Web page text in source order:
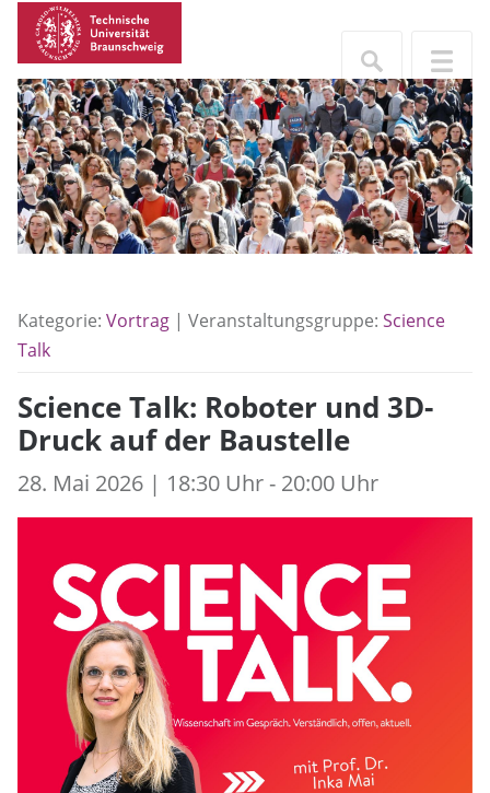
Kategorie: Vortrag | Veranstaltungsgruppe: Science
Talk
Science Talk: Roboter und 3D-
Druck auf der Baustelle
28. Mai 2026 | 18:30 Uhr - 20:00 Uhr